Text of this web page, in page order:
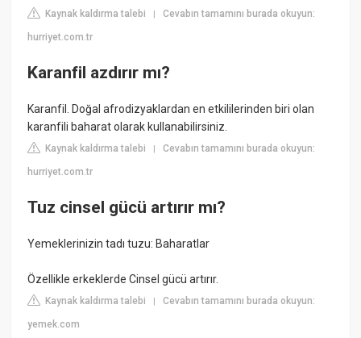
Kaynak kaldırma talebi |Cevabın tamamını burada okuyun:
hurriyet.com.tr
Karanfil azdırır mı?
Karanfil. Doğal afrodizyaklardan en etkililerinden biri olan
karanfili baharat olarak kullanabilirsiniz.
Kaynak kaldırma talebi |Cevabın tamamını burada okuyun:
hurriyet.com.tr
Tuz cinsel gücü artırır mı?
Yemeklerinizin tadı tuzu: Baharatlar
Özellikle erkeklerde Cinsel gücü artırır.
Kaynak kaldırma talebi |Cevabın tamamını burada okuyun:
yemek.com